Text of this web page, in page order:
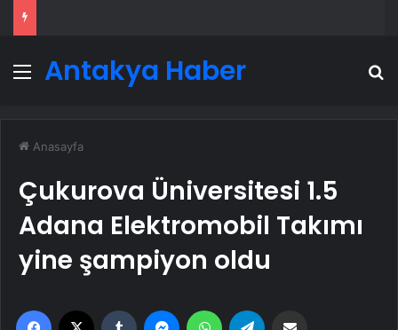
Menü
Antakya Haber
Anasayfa
Çukurova Üniversitesi 1.5
Adana Elektromobil Takımı
yine şampiyon oldu
Facebook Tumblr MessengerWhatsApp